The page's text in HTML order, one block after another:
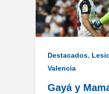
Destacados,
Valencia
Gayá y